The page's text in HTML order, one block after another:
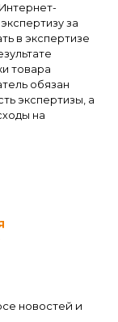
за
в экспертизе
товара
обязан
экспертизы, а
на
новостей и